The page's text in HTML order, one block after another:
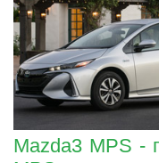
Mazda3 MPS -